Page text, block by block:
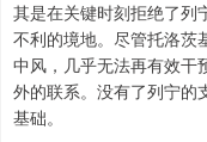
其是在关键时刻拒绝了列
不利的境地。尽管托洛茨
中风，几乎无法再有效干
外的联系。没有了列宁的
基础。